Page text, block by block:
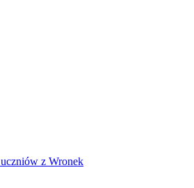
z Wronek